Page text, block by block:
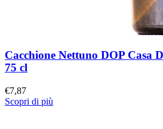
Cacchione Nettuno DOP Casa
75 cl
€7,87
Scopri di più